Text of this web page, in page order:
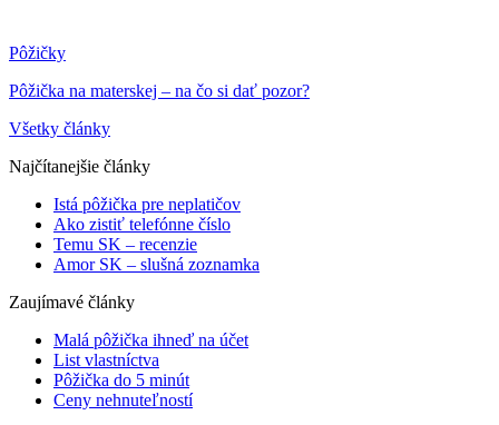
Pôžičky
Pôžička na materskej – na čo si dať pozor?
Všetky články
Najčítanejšie články
Istá pôžička pre neplatičov
Ako zistiť telefónne číslo
Temu SK – recenzie
Amor SK – slušná zoznamka
Zaujímavé články
Malá pôžička ihneď na účet
List vlastníctva
Pôžička do 5 minút
Ceny nehnuteľností